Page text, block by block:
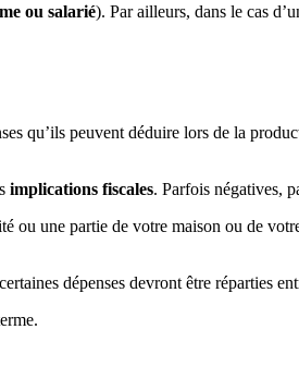
ou salarié). Par ailleurs, dans le cas
qu’ils peuvent déduire lors de la
implications fiscales. Parfois négatives,
ou une partie de votre maison ou de
dépenses devront être réparties